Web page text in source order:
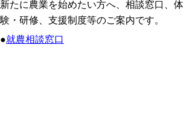
新たに農業を始めたい方へ、相談窓口、体
験・研修、支援制度等のご案内です。
●就農相談窓口